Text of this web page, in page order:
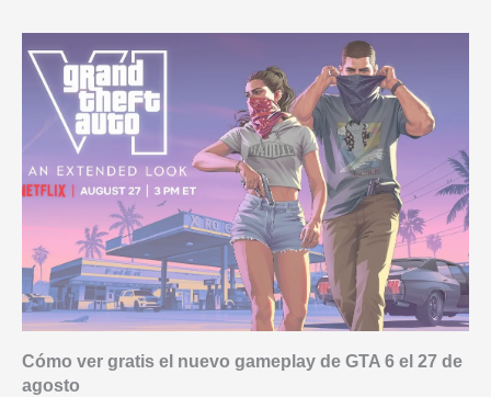
Cómo ver gratis el nuevo gameplay de GTA 6 el 27 de
agosto